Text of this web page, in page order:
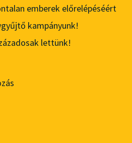
emberek előrelépéséért
kampányunk!
lettünk!